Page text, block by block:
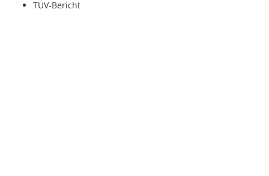
TÜV-Bericht